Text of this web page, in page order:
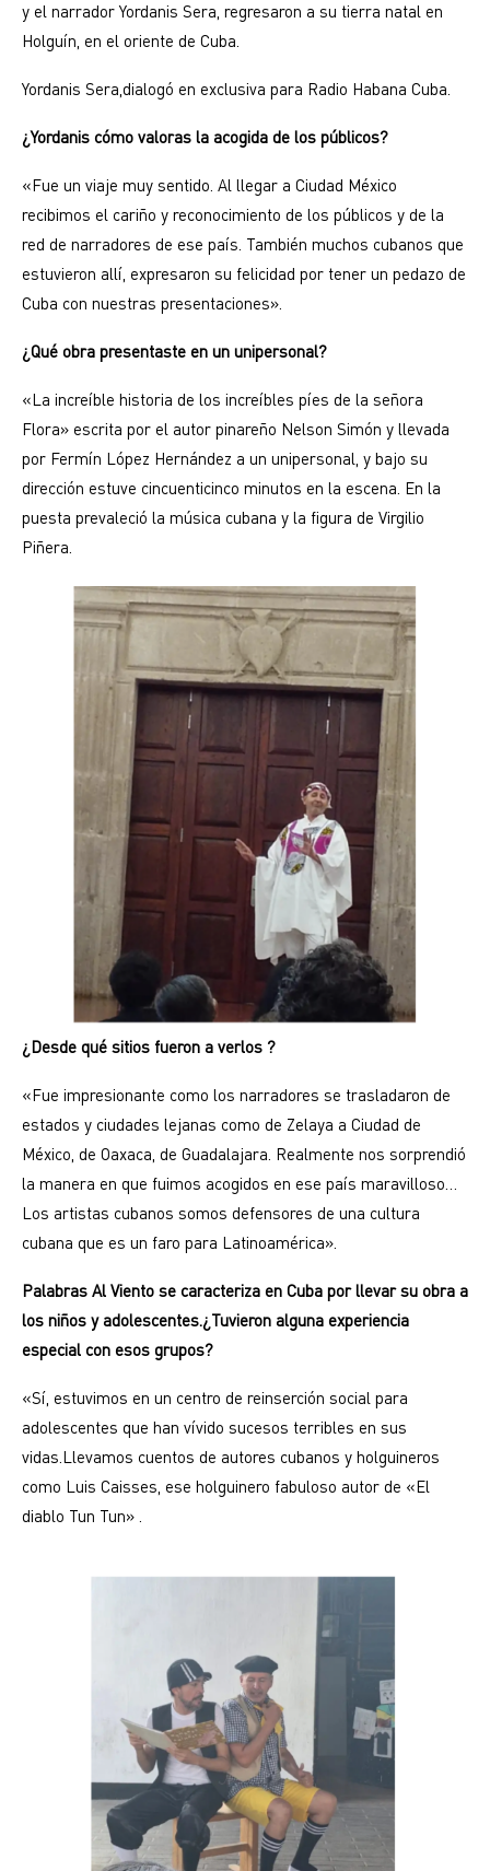
y el narrador Yordanis Sera, regresaron a su tierra natal en
Holguín, en el oriente de Cuba.
Yordanis Sera,dialogó en exclusiva para Radio Habana Cuba.
¿Yordanis cómo valoras la acogida de los públicos?
«Fue un viaje muy sentido. Al llegar a Ciudad México
recibimos el cariño y reconocimiento de los públicos y de la
red de narradores de ese país. También muchos cubanos que
estuvieron allí, expresaron su felicidad por tener un pedazo de
Cuba con nuestras presentaciones».
¿Qué obra presentaste en un unipersonal?
«La increíble historia de los increíbles píes de la señora
Flora» escrita por el autor pinareño Nelson Simón y llevada
por Fermín López Hernández a un unipersonal, y bajo su
dirección estuve cincuenticinco minutos en la escena. En la
puesta prevaleció la música cubana y la figura de Virgilio
Piñera.
¿Desde qué sitios fueron a verlos ?
«Fue impresionante como los narradores se trasladaron de
estados y ciudades lejanas como de Zelaya a Ciudad de
México, de Oaxaca, de Guadalajara. Realmente nos sorprendió
la manera en que fuimos acogidos en ese país maravilloso…
Los artistas cubanos somos defensores de una cultura
cubana que es un faro para Latinoamérica».
Palabras Al Viento se caracteriza en Cuba por llevar su obra a
los niños y adolescentes.¿Tuvieron alguna experiencia
especial con esos grupos?
«Sí, estuvimos en un centro de reinserción social para
adolescentes que han vívido sucesos terribles en sus
vidas.Llevamos cuentos de autores cubanos y holguineros
como Luis Caisses, ese holguinero fabuloso autor de «El
diablo Tun Tun» .